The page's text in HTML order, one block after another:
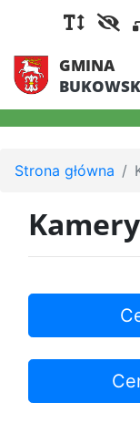
GMINA
Strona główna